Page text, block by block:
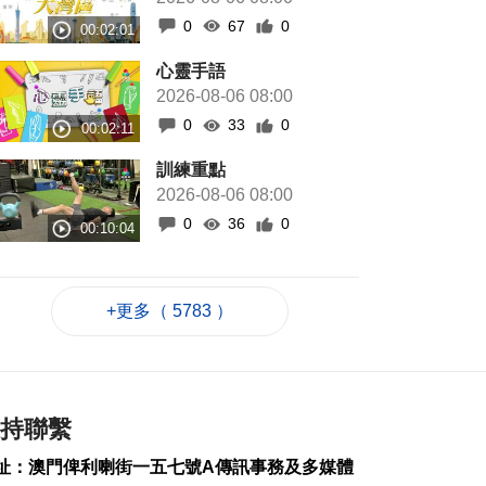
0 67 0
心靈手語
2026-08-06 08:00
0 33 0
訓練重點
2026-08-06 08:00
0 36 0
+更多（ 5783 ）
聯繫
：澳門俾利喇街一五七號A傳訊事務及多媒體